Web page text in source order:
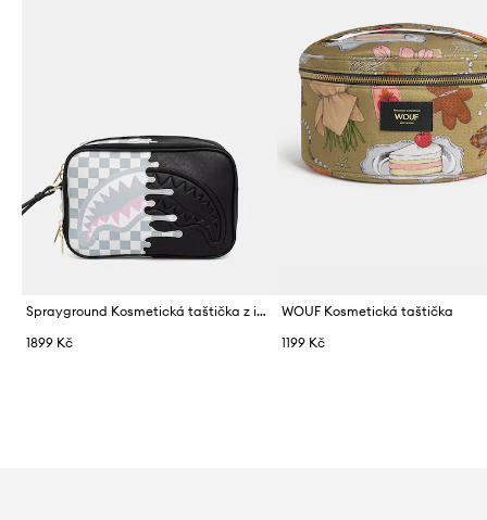
Sprayground Kosmetická taštička z imitace kůže
1899 Kč
WOUF Kosmetická taštička
1199 Kč